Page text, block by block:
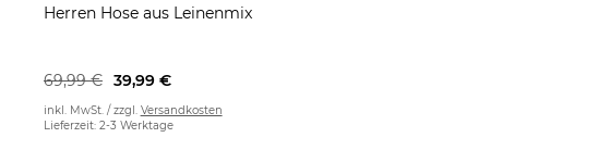
Herren Hose aus Leinenmix
39,99 €
69,99 €
inkl. MwSt. / zzgl. Versandkosten
Lieferzeit: 2-3 Werktage